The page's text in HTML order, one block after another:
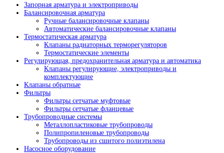
Запорная арматура и электроприводы
Балансировочная арматура
Ручные балансировочные клапаны
Автоматические балансировочные клапаны
Термостатическая арматура
Клапаны радиаторных терморегуляторов
Термостатические элементы
Регулирующая, предохранительная арматура и автоматика
Клапаны регулирующие, электроприводы и
комплектующие
Клапаны обратные
Фильтры
Фильтры сетчатые муфтовые
Фильтры сетчатые фланцевые
Трубопроводные системы
Металлопластиковые трубопроводы
Полипропиленовые трубопроводы
Трубопроводы из сшитого полиэтилена
Насосное оборудование